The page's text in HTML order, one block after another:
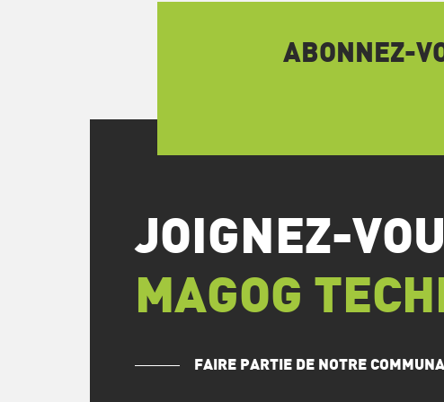
ABONNEZ-
JOIGNEZ-
MAGOG
FAIRE PARTIE DE NOTRE